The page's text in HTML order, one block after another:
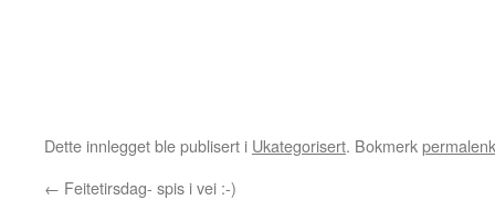
Dette innlegget ble publisert i Ukategorisert. Bokmerk
← Feitetirsdag- spis i vei :-)